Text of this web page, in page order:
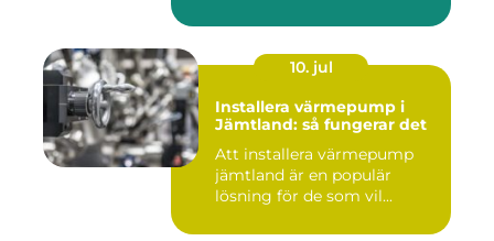
10. jul
Installera värmepump i
Jämtland: så fungerar det
Att installera värmepump
jämtland är en populär
lösning för de som vil...